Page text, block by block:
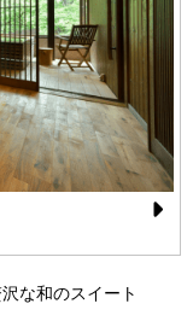
な和のスイート